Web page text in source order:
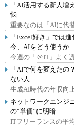
「AI活用する新人
悩
重要なのは「AIに代
「Excel好き」では
今、AIをどう使うか
今週の「＠IT」よく
「AIで何を変えたの
ない人
生成AI時代の年収向
ネットワークエンジ
の“単価”に明暗
ITフリーランスの平